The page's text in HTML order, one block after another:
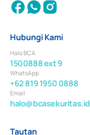
Hubungi Kami
Halo BCA
1500888 ext 9
WhatsApp
+62 819 1950 0888
Email
halo@bcasekuritas.id
Tautan